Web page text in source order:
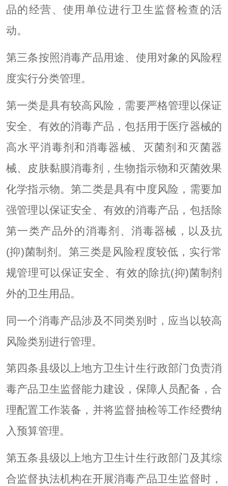
品的经营、使用单位进行卫生监督检查的活
动。
第三条按照消毒产品用途、使用对象的风险程
度实行分类管理。
第一类是具有较高风险，需要严格管理以保证
安全、有效的消毒产品，包括用于医疗器械的
高水平消毒剂和消毒器械、灭菌剂和灭菌器
械、皮肤黏膜消毒剂，生物指示物和灭菌效果
化学指示物。第二类是具有中度风险，需要加
强管理以保证安全、有效的消毒产品，包括除
第一类产品外的消毒剂、消毒器械，以及抗
(抑)菌制剂。第三类是风险程度较低，实行常
规管理可以保证安全、有效的除抗(抑)菌制剂
外的卫生用品。
同一个消毒产品涉及不同类别时，应当以较高
风险类别进行管理。
第四条县级以上地方卫生计生行政部门负责消
毒产品卫生监督能力建设，保障人员配备，合
理配置工作装备，并将监督抽检等工作经费纳
入预算管理。
第五条县级以上地方卫生计生行政部门及其综
合监督执法机构在开展消毒产品卫生监督时，